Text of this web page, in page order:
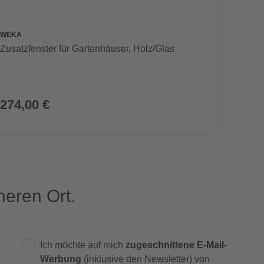
WEKA
Zusatzfenster für Gartenhäuser, Holz/Glas
274,00 €
Ort.
Ich möchte auf mich zugeschnittene E-Mail-
Werbung (inklusive den Newsletter) von